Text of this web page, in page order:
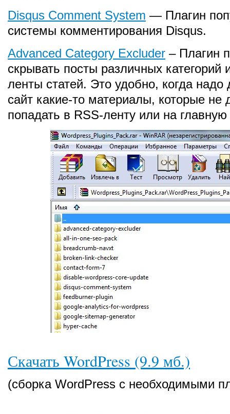
Disqus Comment System — Плагин
системы комментирования Disqus.
Advanced Category Excluder – Плагин
скрывать посты различных категорий
ленты статей. Это удобно, когда надо
сайт какие-то материалы, которые не
попадать в RSS-ленту или на главную
Скачать WordPress (9.9 мб.)
(сборка WordPress с необходимыми